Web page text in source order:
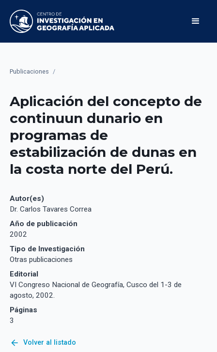
Publicaciones /
Aplicación del concepto de
continuun dunario en
programas de
estabilización de dunas en
la costa norte del Perú.
Autor(es)
Dr. Carlos Tavares Correa
Año de publicación
2002
Tipo de Investigación
Otras publicaciones
Editorial
VI Congreso Nacional de Geografía, Cusco del 1-3 de
agosto, 2002.
Páginas
3
arrow_back Volver al listado